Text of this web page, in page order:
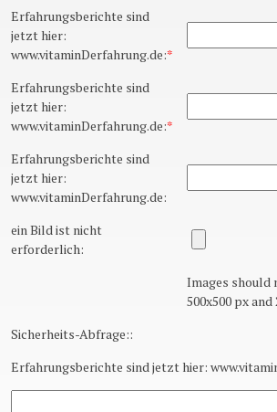
Erfahrungsberichte sind
jetzt hier:
www.vitaminDerfahrung.de:*
Erfahrungsberichte sind
jetzt hier:
www.vitaminDerfahrung.de:*
Erfahrungsberichte sind
jetzt hier:
www.vitaminDerfahrung.de:
ein Bild ist nicht
erforderlich:
Images should
500x500 px and
Sicherheits-Abfrage::
Erfahrungsberichte sind jetzt hier: